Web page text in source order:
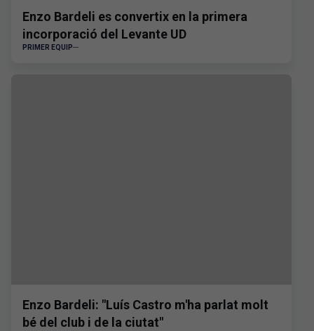
Enzo Bardeli es convertix en la primera
incorporació del Levante UD
PRIMER EQUIP
Enzo Bardeli: "Luís Castro m'ha parlat molt
bé del club i de la ciutat"